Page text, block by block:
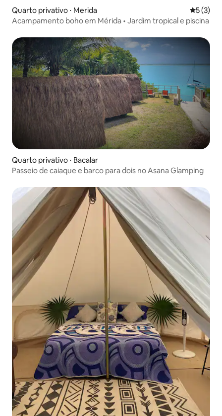
Quarto privativo ⋅ Merida 5 de
5 (3)
Acampamento boho em Mérida • Jardim tropical e piscina
Quarto privativo ⋅ Bacalar
Passeio de caiaque e barco para dois no Asana Glamping